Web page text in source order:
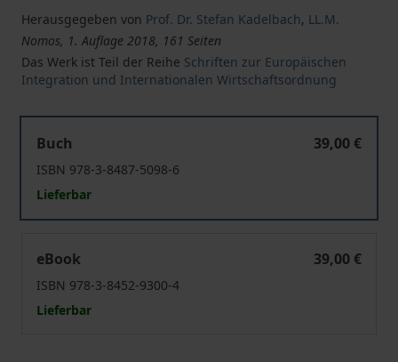
Herausgegeben von Prof. Dr. Stefan Kadelbach, LL.M.
Nomos, 1. Auflage 2018, 161 Seiten
Das Werk ist Teil der Reihe Schriften zur Europäischen
Integration und Internationalen Wirtschaftsordnung
Buch
39,00 €
ISBN 978-3-8487-5098-6
Lieferbar
eBook
39,00 €
ISBN 978-3-8452-9300-4
Lieferbar